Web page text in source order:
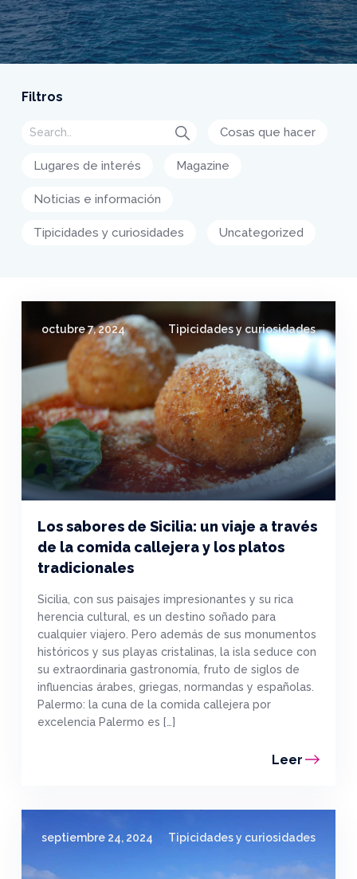
Filtros
Cosas que hacer
Lugares de interés Magazine
Noticias e información
Tipicidades y curiosidades Uncategorized
octubre 7, 2024 Tipicidades y curiosidades
Los sabores de Sicilia: un viaje a través
de la comida callejera y los platos
tradicionales
Sicilia, con sus paisajes impresionantes y su rica
herencia cultural, es un destino soñado para
cualquier viajero. Pero además de sus monumentos
históricos y sus playas cristalinas, la isla seduce con
su extraordinaria gastronomía, fruto de siglos de
influencias árabes, griegas, normandas y españolas.
Palermo: la cuna de la comida callejera por
excelencia Palermo es […]
Leer
septiembre 24, 2024 Tipicidades y curiosidades